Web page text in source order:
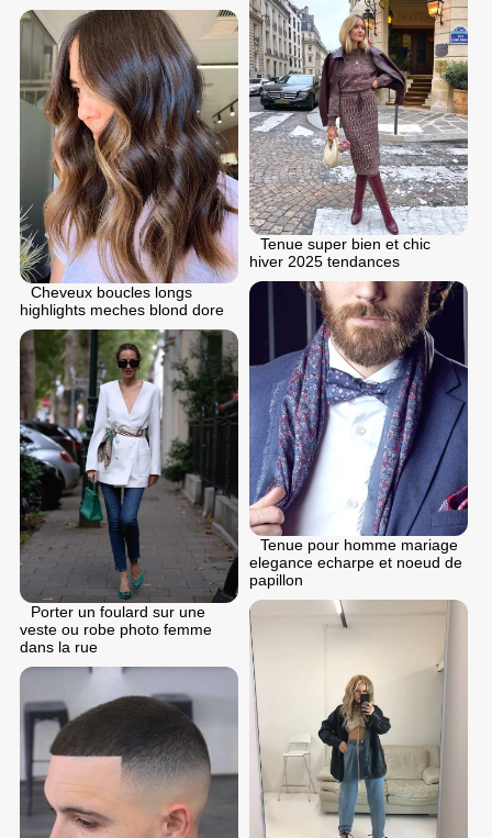
Tenue super bien et chic
hiver 2025 tendances
Cheveux boucles longs
highlights meches blond dore
Tenue pour homme mariage
elegance echarpe et noeud de
papillon
Porter un foulard sur une
veste ou robe photo femme
dans la rue